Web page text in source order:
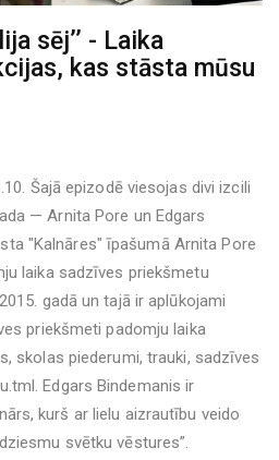
sēj’’ - Laika
kas stāsta mūsu
Šajā epizodē viesojas divi izcili
— Arnita Pore un Edgars
"Kalnāres" īpašumā Arnita Pore
laika sadzīves priekšmetu
gadā un tajā ir aplūkojami
priekšmeti padomju laika
skolas piederumi, trauki, sadzīves
Edgars Bindemanis ir
kurš ar lielu aizrautību veido
svētku vēstures”.